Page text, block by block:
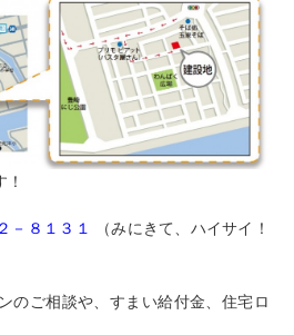
－８１３１
（みにきて、ハイサイ！
のご相談や、すまい給付金、住宅ロ